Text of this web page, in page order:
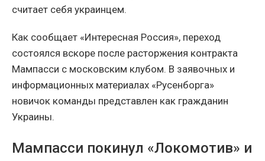
считает себя украинцем.
Как сообщает «Интересная Россия», переход
состоялся вскоре после расторжения контракта
Мампасси с московским клубом. В заявочных и
информационных материалах «Русенборга»
новичок команды представлен как гражданин
Украины.
Мампасси покинул «Локомотив» и